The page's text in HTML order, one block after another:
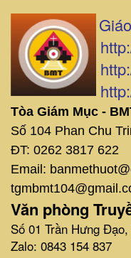
Tòa Giám Mục -
Số 104 Phan Chu
ĐT: 0262 3817 622
Email:
Văn phòng
Số 01 Trần Hưng
Zalo: 0843 154 837